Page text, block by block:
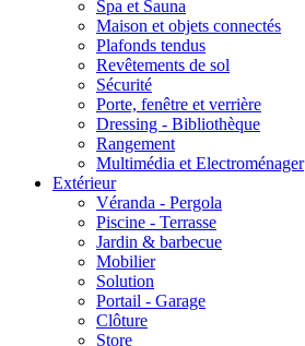
Spa et Sauna
Maison et objets connectés
Plafonds tendus
Revêtements de sol
Sécurité
Porte, fenêtre et verrière
Dressing - Bibliothèque
Rangement
Multimédia et Electroménager
Extérieur
Véranda - Pergola
Piscine - Terrasse
Jardin & barbecue
Mobilier
Solution
Portail - Garage
Clôture
Store